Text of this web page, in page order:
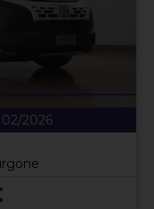
02/2026